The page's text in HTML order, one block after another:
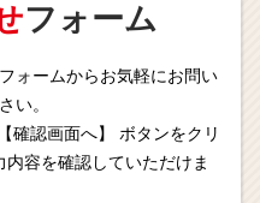
フォーム
ォームからお気軽にお問い
い。
確認画面へ】 ボタンをクリ
容を確認していただけま